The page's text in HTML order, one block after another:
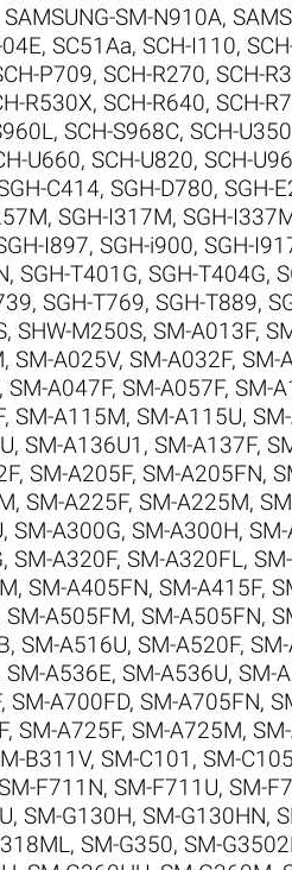
SAMSUNG-SM-N910A,
, SC51Aa, SCH-I110,
P709, SCH-R270, SCH-
R530X, SCH-R640, SCH-
, SCH-S968C, SCH-U350
U660, SCH-U820, SCH-
C414, SGH-D780, SGH-
, SGH-I317M, SGH-
I897, SGH-i900, SGH-
, SGH-T401G, SGH-T404G,
, SGH-T769, SGH-T889,
, SHW-M250S, SM-A013F,
, SM-A025V, SM-A032F, SM-
, SM-A047F, SM-A057F, SM-
, SM-A115M, SM-A115U,
, SM-A136U1 , SM-A137F,
, SM-A205F, SM-A205FN,
, SM-A225F, SM-A225M,
, SM-A300G, SM-A300H,
, SM-A320F, SM-A320FL,
, SM-A405FN, SM-A415F,
SM-A505FM, SM-A505FN,
, SM-A516U, SM-A520F,
SM-A536E, SM-A536U, SM-
, SM-A700FD, SM-A705FN,
, SM-A725F, SM-A725M,
B311V, SM-C101 , SM-C105
F711N, SM-F711U, SM-
, SM-G130H, SM-G130HN,
, SM-G350, SM-